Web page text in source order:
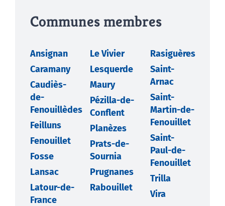
Communes membres
Ansignan
Caramany
Caudiès-
de-
Fenouillèdes
Feilluns
Fenouillet
Fosse
Lansac
Latour-de-
France
Le Vivier
Lesquerde
Maury
Pézilla-de-
Conflent
Planèzes
Prats-de-
Sournia
Prugnanes
Rabouillet
Rasiguères
Saint-
Arnac
Saint-
Martin-de-
Fenouillet
Saint-
Paul-de-
Fenouillet
Trilla
Vira